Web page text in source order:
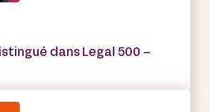
dans Legal 500 –